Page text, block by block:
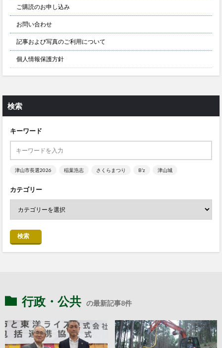
ご購読のお申し込み
お問い合わせ
記事および写真のご利用について
個人情報保護方針
検索
キーワード
津山市長選2026 稲葉浩志 さくらまつり B’z 津山城
カテゴリー
検索
行政・公共 の最新記事8件